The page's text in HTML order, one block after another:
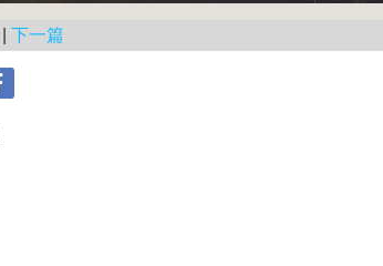
下一篇